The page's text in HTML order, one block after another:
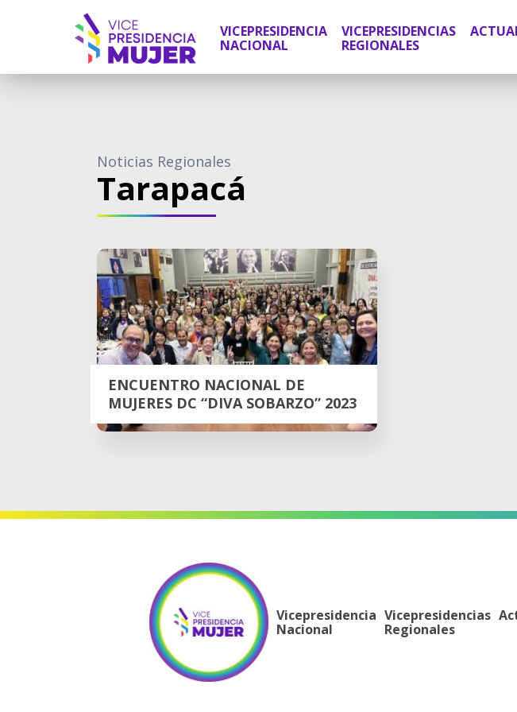
VICEPRESIDENCIA
NACIONAL
VICEPRESIDENCIAS
REGIONALES
Noticias Regionales
Tarapacá
ENCUENTRO NACIONAL DE
MUJERES DC “DIVA SOBARZO” 2023
Vicepresidencia
Nacional
Vicepresidencias
Regionales